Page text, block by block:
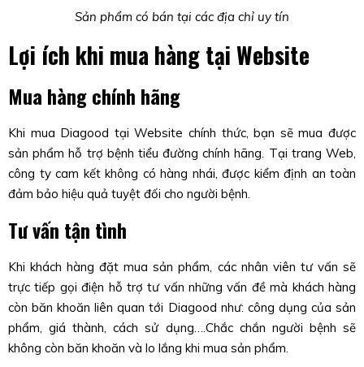
Sản phẩm có bán tại các địa chỉ uy tín
Lợi ích khi mua hàng tại Website
Mua hàng chính hãng
Khi mua Diagood tại Website chính thức, bạn sẽ mua được
sản phẩm hỗ trợ bệnh tiểu đường chính hãng. Tại trang Web,
công ty cam kết không có hàng nhái, được kiểm định an toàn
đảm bảo hiệu quả tuyệt đối cho người bệnh.
Tư vấn tận tình
Khi khách hàng đặt mua sản phẩm, các nhân viên tư vấn sẽ
trực tiếp gọi điện hỗ trợ tư vấn những vấn đề mà khách hàng
còn băn khoăn liên quan tới Diagood như: công dụng của sản
phẩm, giá thành, cách sử dụng….Chắc chắn người bệnh sẽ
không còn băn khoăn và lo lắng khi mua sản phẩm.